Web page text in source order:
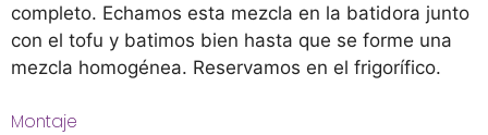
completo. Echamos esta mezcla en la batidora junto
con el tofu y batimos bien hasta que se forme una
mezcla homogénea. Reservamos en el frigorífico.
Montaje